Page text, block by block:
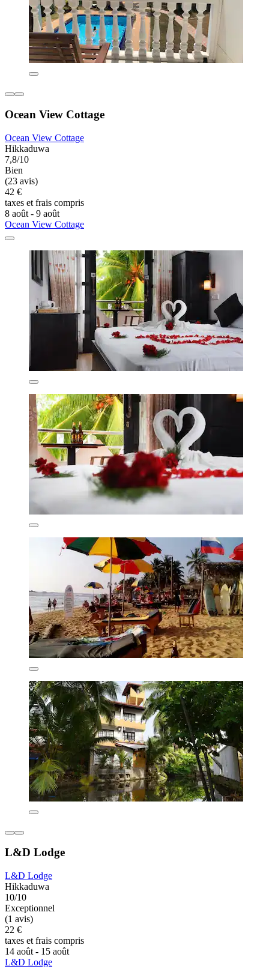
Ocean View Cottage
Ocean View Cottage
Hikkaduwa
7,8/10
Bien
(23 avis)
42 €
taxes et frais compris
8 août - 9 août
Ocean View Cottage
L&D Lodge
L&D Lodge
Hikkaduwa
10/10
Exceptionnel
(1 avis)
22 €
taxes et frais compris
14 août - 15 août
L&D Lodge